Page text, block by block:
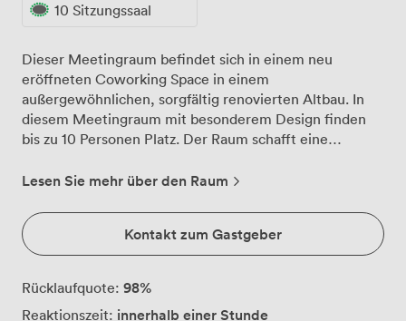
10 Sitzungssaal
Dieser Meetingraum befindet sich in einem neu
eröffneten Coworking Space in einem
außergewöhnlichen, sorgfältig renovierten Altbau. In
diesem Meetingraum mit besonderem Design finden
bis zu 10 Personen Platz. Der Raum schafft eine
professionelle Meetings abgehalten werden können.
Flipchart) ist im Preis mit inbegriffen. Alle
Gemeinschaftsräume und Küchen des Coworking
Spaces können auch von den Nutzern des
Meetingraums genutzt werden. Ein freundlicher Space
Manager hilft bei Fragen oder Problemen, sodass Sie
Lesen Sie mehr über den Raum
Kontakt zum Gastgeber
Rücklaufquote: 98%
Reaktionszeit: innerhalb einer Stunde